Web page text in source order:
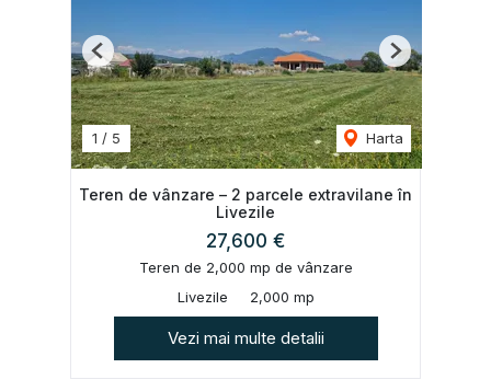
1 / 5 Harta
Previous Next
Teren de vânzare – 2 parcele extravilane în
Livezile
27,600 €
Teren de 2,000 mp de vânzare
Livezile
2,000 mp
Vezi mai multe detalii